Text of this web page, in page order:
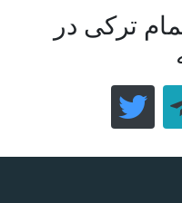
ترکی در